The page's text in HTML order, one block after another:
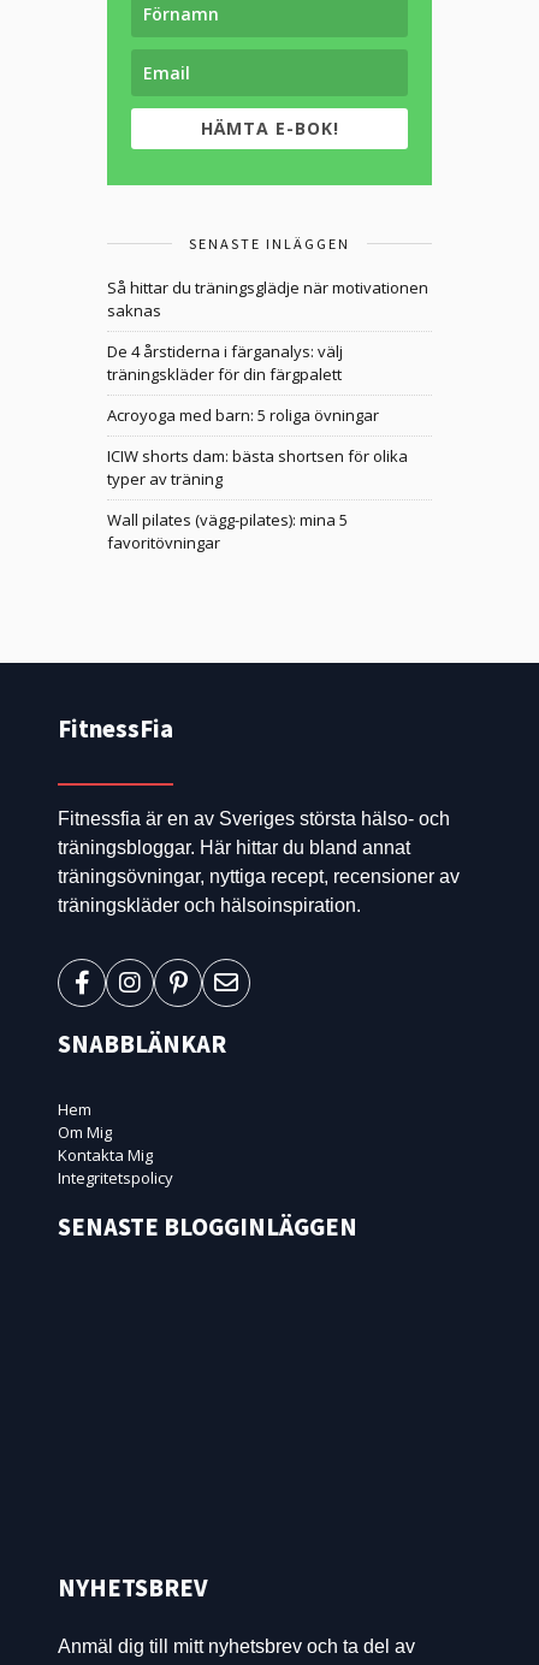
HÄMTA E-BOK!
SENASTE INLÄGGEN
Så hittar du träningsglädje när motivationen
saknas
De 4 årstiderna i färganalys: välj
träningskläder för din färgpalett
Acroyoga med barn: 5 roliga övningar
ICIW shorts dam: bästa shortsen för olika
typer av träning
Wall pilates (vägg-pilates): mina 5
favoritövningar
FitnessFia
Fitnessfia är en av Sveriges största hälso- och
träningsbloggar. Här hittar du bland annat
träningsövningar, nyttiga recept, recensioner av
träningskläder och hälsoinspiration.
SNABBLÄNKAR
Hem
Om Mig
Kontakta Mig
Integritetspolicy
SENASTE BLOGGINLÄGGEN
NYHETSBREV
Anmäl dig till mitt nyhetsbrev och ta del av